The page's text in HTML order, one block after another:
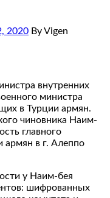
2020 By Vigen
внутренних
министра
в Турции армян.
чиновника Наим-
главного
армян в г. Алеппо
у Наим-бея
шифрованных